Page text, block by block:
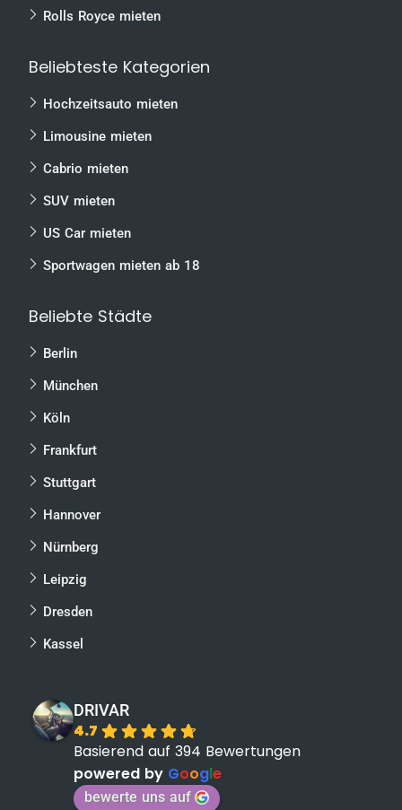
Rolls Royce mieten
Beliebteste Kategorien
Hochzeitsauto mieten
Limousine mieten
Cabrio mieten
SUV mieten
US Car mieten
Sportwagen mieten ab 18
Beliebte Städte
Berlin
München
Köln
Frankfurt
Stuttgart
Hannover
Nürnberg
Leipzig
Dresden
Kassel
DRIVAR
4.7
Basierend auf 394 Bewertungen
powered by Google
bewerte uns auf